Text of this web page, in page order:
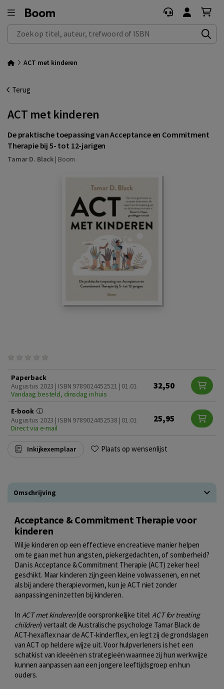
Zoek op titel, auteur, trefwoord of ISBN
ACT met kinderen
Terug
ACT met kinderen
De praktische toepassing van Acceptance en Commitment
Therapie bij 5- tot 12-jarigen
Tamar D. Black | Boom
Paperback
Augustus 2023 | ISBN 9789024452521 | 01.01
Vandaag besteld, dinsdag in huis
32,50
E-book
Augustus 2023 | ISBN 9789024452538 | 01.01
Direct via e-mail
25,95
Inkijkexemplaar Plaats op wensenlijst
Omschrijving
Acceptance & Commitment Therapie voor
kinderen
Wil je kinderen op een effectieve en creatieve manier helpen
om te gaan met hun angsten, piekergedachten, of somberheid?
Dan is Acceptance & Commitment Therapie (ACT) zeker heel
geschikt. Maar kinderen zijn geen kleine volwassenen, en net
als bij andere therapievormen, kun je ACT niet zonder
aanpassingen inzetten bij kinderen.
In ACT met kinderen(de oorspronkelijke titel: ACT for treating
children) vertaalt de Australische psychologe Tamar Black de
ACT-hexaflex naar de ACT-kinderflex, en legt zij de grondslagen
van ACT op heldere wijze uit. Voor hulpverleners is het een
schatkist van ideeën en strategieën waarmee zij hun werkwijze
kunnen aanpassen aan een jongere leeftijdsgroep en hun
ouders.